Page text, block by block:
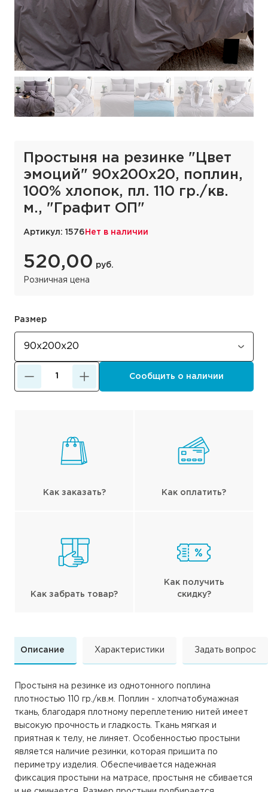
Простыня на резинке "Цвет
эмоций" 90х200х20, поплин,
100% хлопок, пл. 110 гр./кв.
м., "Графит ОП"
Артикул: 1576 Нет в наличии
520,00 руб.
Розничная цена
Размер
Сообщить о наличии
Как заказать? Как оплатить?
Как забрать товар?
Как получить
скидку?
Описание Характеристики Задать вопрос
Простыня на резинке из однотонного поплина
плотностью 110 гр./кв.м. Поплин - хлопчатобумажная
ткань, благодаря плотному переплетению нитей имеет
высокую прочность и гладкость. Ткань мягкая и
приятная к телу, не линяет. Особенностью простыни
является наличие резинки, которая пришита по
периметру изделия. Обеспечивается надежная
фиксация простыни на матрасе, простыня не сбивается